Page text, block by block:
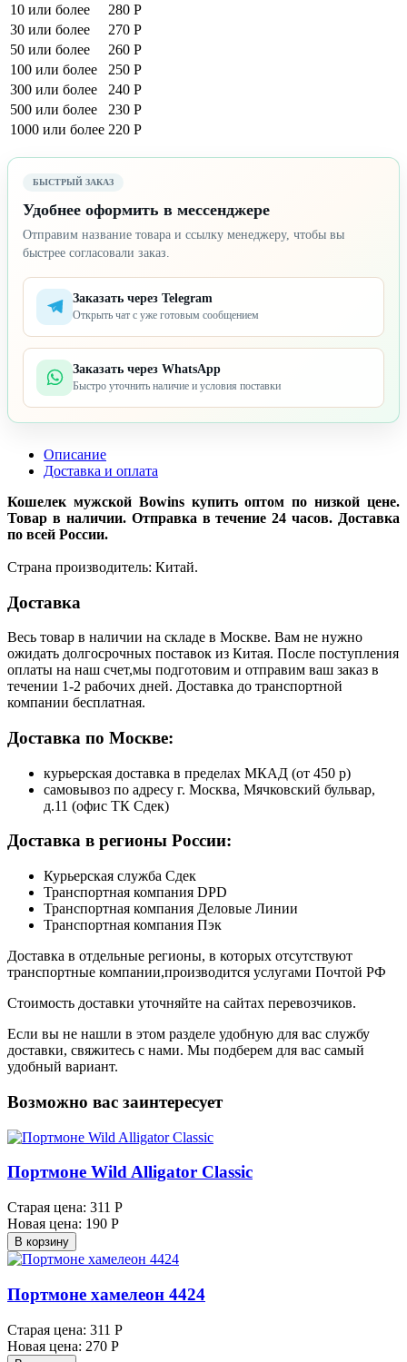
10 или более
280 Р
30 или более
270 Р
50 или более
260 Р
100 или более
250 Р
300 или более
240 Р
500 или более
230 Р
1000 или более 220 Р
БЫСТРЫЙ ЗАКАЗ
Удобнее оформить в мессенджере
Отправим название товара и ссылку менеджеру, чтобы вы
быстрее согласовали заказ.
Заказать через Telegram
Открыть чат с уже готовым сообщением
Заказать через WhatsApp
Быстро уточнить наличие и условия поставки
Описание
Доставка и оплата
Кошелек мужской Bowins купить оптом по низкой цене.
Товар в наличии. Отправка в течение 24 часов. Доставка
по всей России.
Страна производитель: Китай.
Доставка
Весь товар в наличии на складе в Москве. Вам не нужно
ожидать долгосрочных поставок из Китая. После поступления
оплаты на наш счет,мы подготовим и отправим ваш заказ в
течении 1-2 рабочих дней. Доставка до транспортной
компании бесплатная.
Доставка по Москве:
курьерская доставка в пределах МКАД (от 450 р)
самовывоз по адресу г. Москва, Мячковский бульвар,
д.11 (офис ТК Сдек)
Доставка в регионы России:
Курьерская служба Сдек
Транспортная компания DPD
Транспортная компания Деловые Линии
Транспортная компания Пэк
Доставка в отдельные регионы, в которых отсутствуют
транспортные компании,производится услугами Почтой РФ
Стоимость доставки уточняйте на сайтах перевозчиков.
Если вы не нашли в этом разделе удобную для вас службу
доставки, свяжитесь с нами. Мы подберем для вас самый
удобный вариант.
Возможно вас заинтересует
Портмоне Wild Alligator Classic
Старая цена: 311 Р
Новая цена: 190 Р
В корзину
Портмоне хамелеон 4424
Старая цена: 311 Р
Новая цена: 270 Р